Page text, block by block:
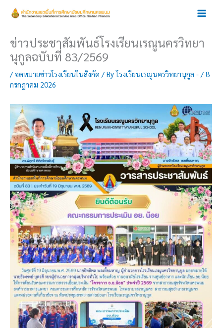
ข่าวประชาสัมพันธ์โรงเรียนเรณูนครวิทยา
นุกูลฉบับที่ 83/2569
/จดหมายข่าวโรงเรียนในสังกัด / Byโรงเรียนเรณูนครวิทยานุกูล - /8
กรกฎาคม 2026